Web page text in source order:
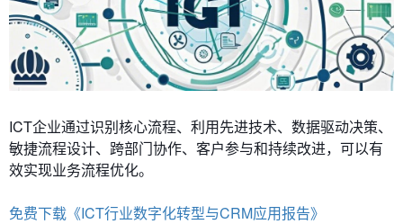
ICT企业通过识别核心流程、利用先进技术、数据驱动决策、
敏捷流程设计、跨部门协作、客户参与和持续改进，可以有
效实现业务流程优化。
免费下载《ICT行业数字化转型与CRM应用报告》